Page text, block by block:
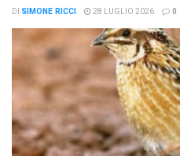
DI SIMONE RICCI 28 LUGLIO 2026 0